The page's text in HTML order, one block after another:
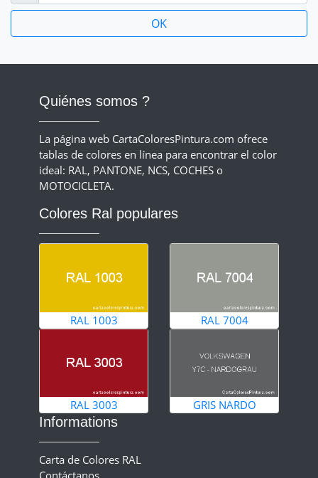
Quiénes somos ?
La página web CartaColoresPintura.com ofrece
tablas de colores en línea para encontrar el color
ideal: RAL, PANTONE, NCS, COCHES o
MOTOCICLETA.
Colores Ral populares
RAL 1003 RAL 7004
RAL 3003 GRIS NARDO
Informations
Carta de Colores RAL